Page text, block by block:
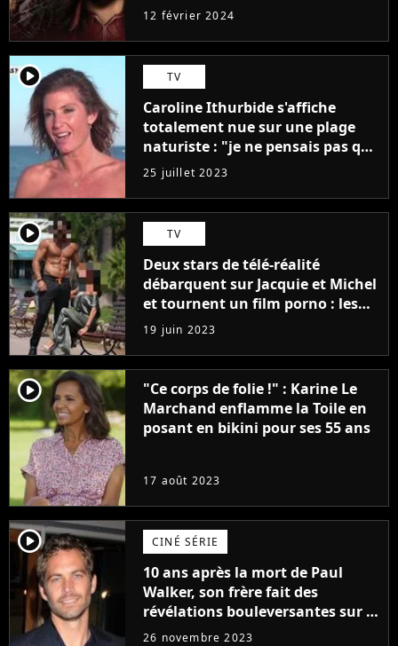
12 février 2024
player2 TV
Caroline Ithurbide s'affiche
totalement nue sur une plage
naturiste : "je ne pensais pas que
j'arriverais à le faire..."
25 juillet 2023
player2 TV
Deux stars de télé-réalité
débarquent sur Jacquie et Michel
et tournent un film porno : les
premières images du tournage
(exclu)
19 juin 2023
player2
"Ce corps de folie !" : Karine Le
Marchand enflamme la Toile en
posant en bikini pour ses 55 ans
17 août 2023
player2 CINÉ SÉRIE
10 ans après la mort de Paul
Walker, son frère fait des
révélations bouleversantes sur la
réaction des acteurs de Fast and
26 novembre 2023